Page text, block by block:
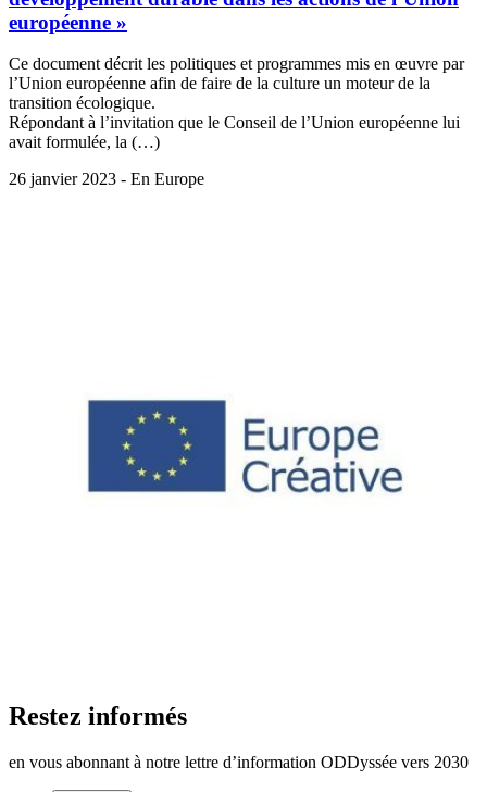
européenne »
Ce document décrit les politiques et programmes mis en œuvre par
l’Union européenne afin de faire de la culture un moteur de la
transition écologique.
Répondant à l’invitation que le Conseil de l’Union européenne lui
avait formulée, la (…)
26 janvier 2023 - En Europe
Restez informés
en vous abonnant à notre lettre d’information ODDyssée vers 2030